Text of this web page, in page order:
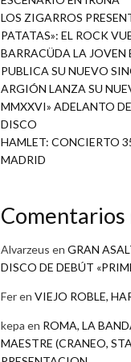
LOS ZIGARROS
PATATAS»: EL ROCK
BARRACÜDA LA
PUBLICA SU NUEVO
ARGIÓN LANZA SU
MMXXVI» ADELANTO
DISCO
HAMLET: CONCIERTO
MADRID
Alvarzeus en GRAN
DISCO DE DEBÚT
Feren VIEJO ROBLE,
kepa en ROMA, LA
MAESTRE (CRANEO,